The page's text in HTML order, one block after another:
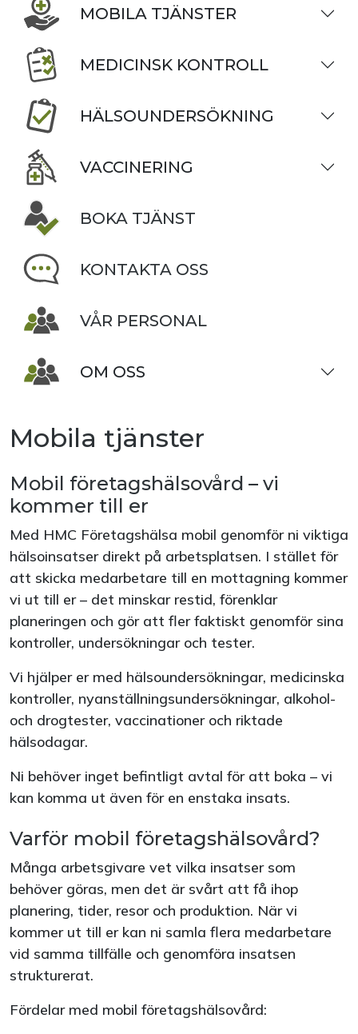
MOBILA TJÄNSTER
MEDICINSK KONTROLL
HÄLSOUNDERSÖKNING
VACCINERING
BOKA TJÄNST
KONTAKTA OSS
VÅR PERSONAL
OM OSS
Mobila tjänster
Mobil företagshälsovård – vi
kommer till er
Med HMC Företagshälsa mobil genomför ni viktiga
hälsoinsatser direkt på arbetsplatsen. I stället för
att skicka medarbetare till en mottagning kommer
vi ut till er – det minskar restid, förenklar
planeringen och gör att fler faktiskt genomför sina
kontroller, undersökningar och tester.
Vi hjälper er med hälsoundersökningar, medicinska
kontroller, nyanställningsundersökningar, alkohol-
och drogtester, vaccinationer och riktade
hälsodagar.
Ni behöver inget befintligt avtal för att boka – vi
kan komma ut även för en enstaka insats.
Varför mobil företagshälsovård?
Många arbetsgivare vet vilka insatser som
behöver göras, men det är svårt att få ihop
planering, tider, resor och produktion. När vi
kommer ut till er kan ni samla flera medarbetare
vid samma tillfälle och genomföra insatsen
strukturerat.
Fördelar med mobil företagshälsovård: